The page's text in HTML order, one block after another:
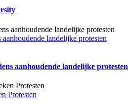
landelijke protesten
aanhoudende landelijke protesten
Protesten